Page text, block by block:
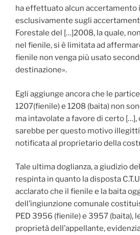
ha effettuato alcun accertamento
esclusivamente sugli
Forestale del […]2008, la quale,
nel fienile, si è limitata ad
fienile non venga più usato
destinazione».
Egli aggiunge ancora che le
1207(fienile) e 1208 (baita) non
ma intavolate a favore di certo […],
sarebbe per questo motivo
notificata al proprietario della
Tale ultima doglianza, a giudizio
respinta in quanto la disposta
acclarato che il fienile e la baita
dell’ingiunzione comunale
PED 3956 (fienile) e 3957 (baita),
proprietà dell’appellante,